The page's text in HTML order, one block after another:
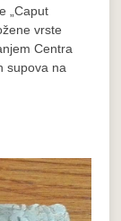
„Caput
vrste
Centra
supova na